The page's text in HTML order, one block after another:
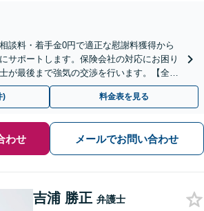
談料・着手金0円で適正な慰謝料獲得から
サポートします。保険会社の対応にお困り
が最後まで強気の交渉を行います。【全国
ださい。
) 料金表を見る
わせ メールでお問い合わせ
吉浦 勝正 弁護士